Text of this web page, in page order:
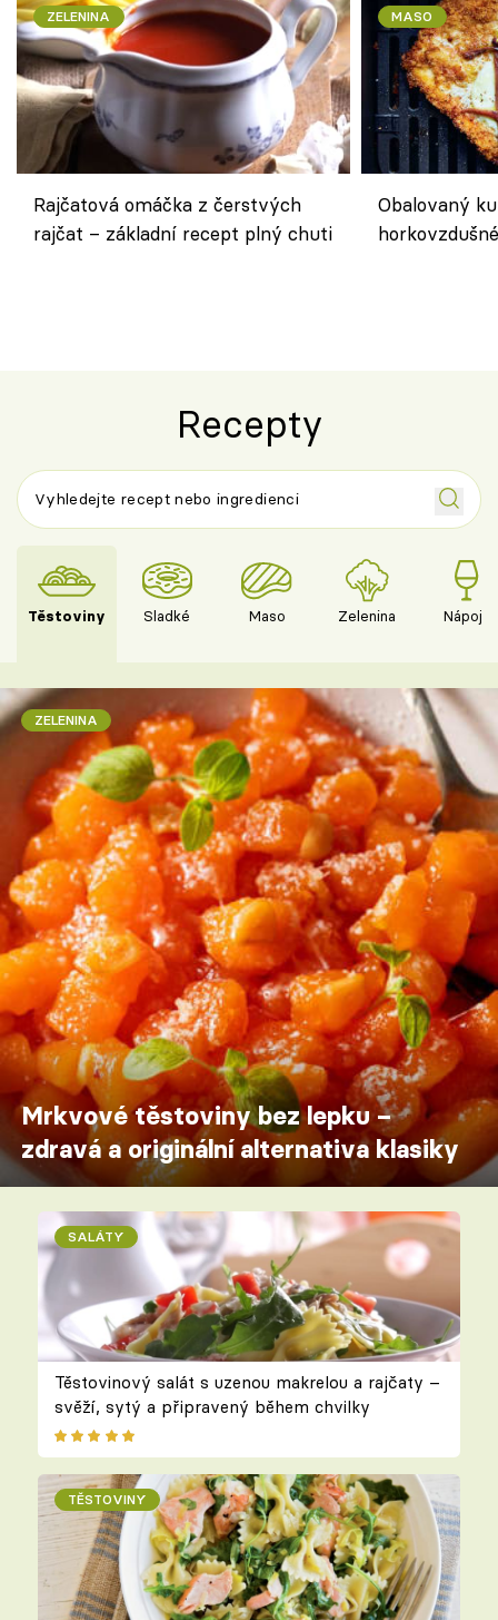
ZELENINA
Rajčatová omáčka z čerstvých
rajčat – základní recept plný chuti
MASO
Obalovaný
Recepty
Těstoviny Sladké Maso Zelenina Nápoje
ZELENINA
Mrkvové těstoviny bez lepku –
zdravá a originální alternativa klasiky
SALÁTY
Těstovinový salát s uzenou makrelou a rajčaty –
svěží, sytý a připravený během chvilky
TĚSTOVINY